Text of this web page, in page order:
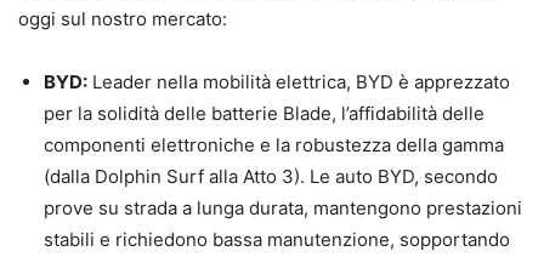
oggi sul nostro mercato:
BYD: Leader nella mobilità elettrica, BYD è apprezzato
per la solidità delle batterie Blade, l’affidabilità delle
componenti elettroniche e la robustezza della gamma
(dalla Dolphin Surf alla Atto 3). Le auto BYD, secondo
prove su strada a lunga durata, mantengono prestazioni
stabili e richiedono bassa manutenzione, sopportando